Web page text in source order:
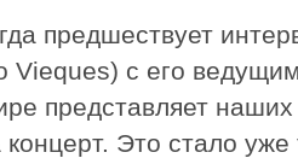
предшествует
Vieques) с его
представляет нашиx
Это стало